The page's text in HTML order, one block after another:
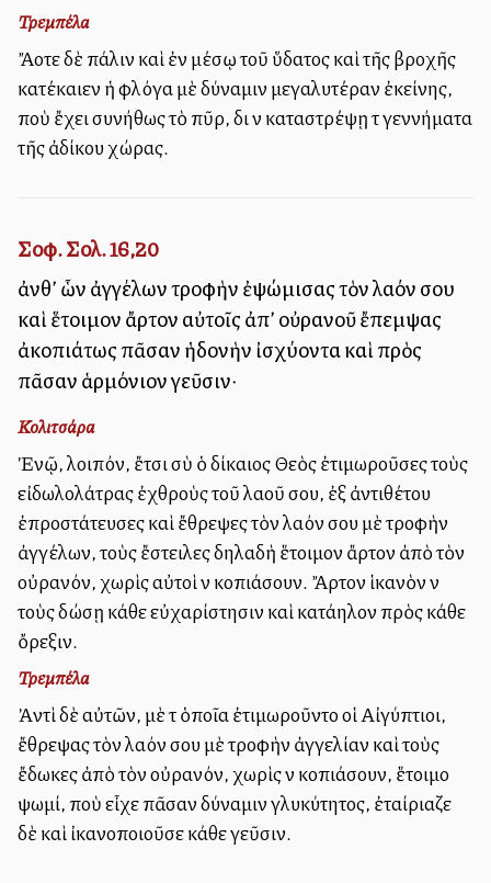
Τρεμπέλα
Ἄλλοτε δὲ πάλιν καὶ ἐν μέσῳ τοῦ ὕδατος καὶ τῆς βροχῆς
κατέκαιεν ἡ φλόγα μὲ δύναμιν μεγαλυτέραν ἐκείνης,
ποὺ ἔχει συνήθως τὸ πῦρ, διὰ νὰ καταστρέψῃ τὰ γεννήματα
τῆς ἀδίκου χώρας.
Σοφ. Σολ. 16,20
ἀνθ’ ὧν ἀγγέλων τροφὴν ἐψώμισας τὸν λαόν σου
καὶ ἕτοιμον ἄρτον αὐτοῖς ἀπ’ οὐρανοῦ ἔπεμψας
ἀκοπιάτως πᾶσαν ἡδονὴν ἰσχύοντα καὶ πρὸς
πᾶσαν ἁρμόνιον γεῦσιν·
Κολιτσάρα
Ἐνῷ, λοιπόν, ἔτσι σὺ ὁ δίκαιος Θεὸς ἐτιμωροῦσες τοὺς
εἰδωλολάτρας ἐχθροὺς τοῦ λαοῦ σου, ἐξ ἀντιθέτου
ἐπροστάτευσες καὶ ἔθρεψες τὸν λαόν σου μὲ τροφὴν
ἀγγέλων, τοὺς ἔστειλες δηλαδὴ ἕτοιμον ἄρτον ἀπὸ τὸν
οὐρανόν, χωρὶς αὐτοὶ νὰ κοπιάσουν. Ἄρτον ἱκανὸν νὰ
τοὺς δώσῃ κάθε εὐχαρίστησιν καὶ κατάλληλον πρὸς κάθε
ὄρεξιν.
Τρεμπέλα
Ἀντὶ δὲ αὐτῶν, μὲ τὰ ὁποῖα ἐτιμωροῦντο οἱ Αἰγύπτιοι,
ἔθρεψας τὸν λαόν σου μὲ τροφὴν ἀγγελίαν καὶ τοὺς
ἔδωκες ἀπὸ τὸν οὐρανόν, χωρὶς νὰ κοπιάσουν, ἕτοιμο
ψωμί, ποὺ εἶχε πᾶσαν δύναμιν γλυκύτητος, ἐταίριαζε
δὲ καὶ ἰκανοποιοῦσε κάθε γεῦσιν.